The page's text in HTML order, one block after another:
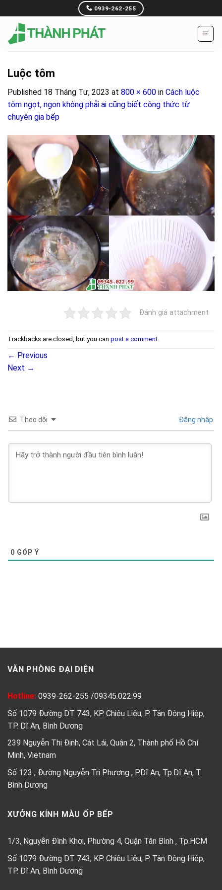
to
content
0939-262-255
Luộc tôm
Published 18 Tháng Tư, 2023 at 800 × 600 in Cách luộc
tôm ngọt, ngon không phải ai cũng biết công thức từ
chuyên gia bếp
Đánh giá attachment
Trackbacks are closed, but you can post a comment.
← Previous
Next →
Theo dõi Đăng nhập
0 GÓP Ý
VĂN PHÒNG ĐẠI DIỆN
Hotline: 0939-262-255 /09345.022.99
Số 1079 Đường DT 743, KP. Chiêu Liêu, P. Tân Đông Hiệp,
TP. Dĩ An, Bình Dương
239 Nguyễn Thị Định, Cát Lái, Quận 2, Thành phố Hồ Chí
Minh, Vietnam
Số 123 , Đường Nguyễn Tri Phương , P.Dĩ An, Tp.Dĩ An, T.
Bình Dương
XƯỞNG KÍNH MÀU ỐP BẾP
1/3, Nguyễn Đình Khơi, Phường 4, Quận Tân Bình , Tp.HCM
Số 1079 Đường DT 743, KP. Chiêu Liêu, P. Tân Đông Hiệp,
TP. Dĩ An, Bình Dương